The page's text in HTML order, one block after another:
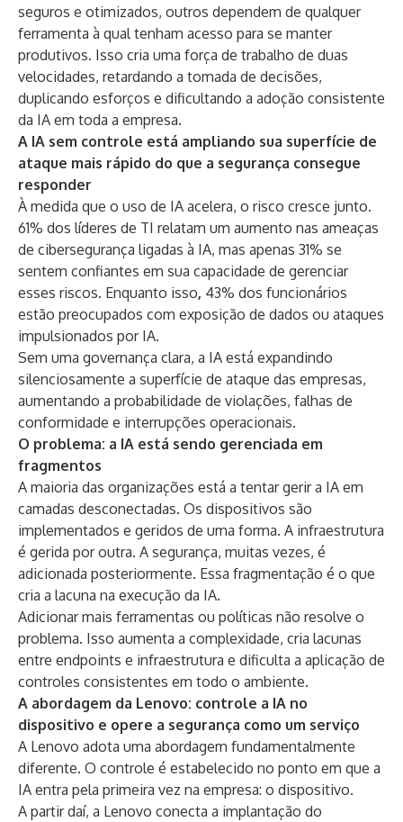
seguros e otimizados, outros dependem de qualquer
ferramenta à qual tenham acesso para se manter
produtivos. Isso cria uma força de trabalho de duas
velocidades, retardando a tomada de decisões,
duplicando esforços e dificultando a adoção consistente
da IA em toda a empresa.
A IA sem controle está ampliando sua superfície de
ataque mais rápido do que a segurança consegue
responder
À medida que o uso de IA acelera, o risco cresce junto.
61% dos líderes de TI relatam um aumento nas ameaças
de cibersegurança ligadas à IA, mas apenas 31% se
sentem confiantes em sua capacidade de gerenciar
esses riscos. Enquanto isso, 43% dos funcionários
estão preocupados com exposição de dados ou ataques
impulsionados por IA.
Sem uma governança clara, a IA está expandindo
silenciosamente a superfície de ataque das empresas,
aumentando a probabilidade de violações, falhas de
conformidade e interrupções operacionais.
O problema: a IA está sendo gerenciada em
fragmentos
A maioria das organizações está a tentar gerir a IA em
camadas desconectadas. Os dispositivos são
implementados e geridos de uma forma. A infraestrutura
é gerida por outra. A segurança, muitas vezes, é
adicionada posteriormente. Essa fragmentação é o que
cria a lacuna na execução da IA.
Adicionar mais ferramentas ou políticas não resolve o
problema. Isso aumenta a complexidade, cria lacunas
entre endpoints e infraestrutura e dificulta a aplicação de
controles consistentes em todo o ambiente.
A abordagem da Lenovo: controle a IA no
dispositivo e opere a segurança como um serviço
A Lenovo adota uma abordagem fundamentalmente
diferente. O controle é estabelecido no ponto em que a
IA entra pela primeira vez na empresa: o dispositivo.
A partir daí, a Lenovo conecta a implantação do